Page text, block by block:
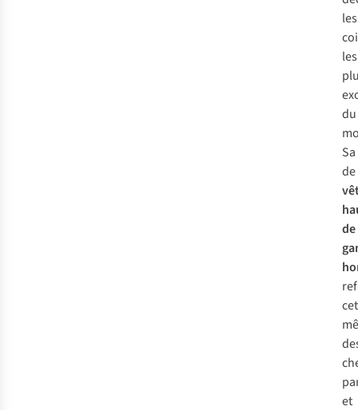
les
les
du
de
de
et